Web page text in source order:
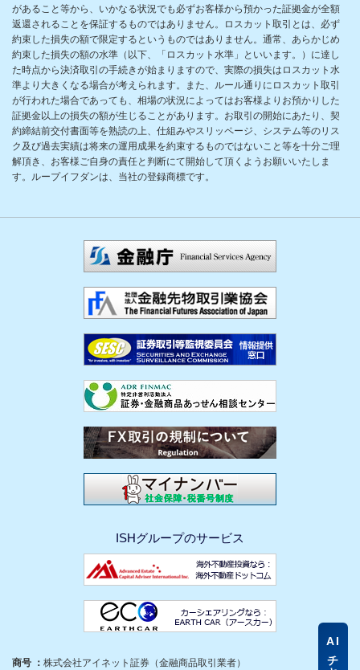
があること等から、いかなる状況でも必ずお客様から預かった証拠金が全額
返還されることを保証するものではありません。ロスカット取引とは、必ず
約束した損失の額で限定するというものではありません。通常、あらかじめ
約束した損失の額の水準（以下、「ロスカット水準」といいます。）に達し
た時点から決済取引の手続きが始まりますので、実際の損失はロスカット水
準より大きくなる場合が考えられます。また、ルール通りにロスカット取引
が行われた場合であっても、相場の状況によってはお客様よりお預かりした
証拠金以上の損失の額が生じることがあります。お取引の開始にあたり、契
約締結前交付書面等を熟読の上、仕組みやスリッページ、システム等のリス
ク及び過去実績は将来の運用成果を約束するものではないこと等を十分ご理
解頂き、お客様ご自身の責任と判断にて開始して頂くようお願いいたしま
す。ループイフダンは、当社の登録商標です。
ISHグループのサービス
商号 ： 株式会社アイネット証券（金融商品取引業者）
AI